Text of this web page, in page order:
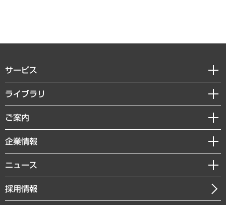
サービス
経営戦略
組織・人事戦略
デジタルイノベーション
共生・ダイバーシティ
GRC（ガバナンス・リスク・コンプライアンス）・防災（政策）
経済・産業・雇用・労働
ライブラリ
経済調査
レポート
コラム
経営用語集
受託・受注実績（官公庁関連）
ご案内
セミナー・イベント情報
MUFGビジネスセミナー
受託案件情報
企業情報
私たちの想い
社長メッセージ
会社概要
ニュース
ニュースリリース
お知らせ
採用情報